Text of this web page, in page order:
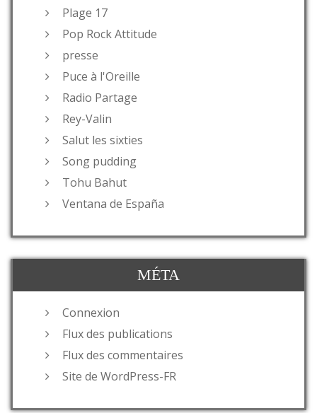
Plage 17
Pop Rock Attitude
presse
Puce à l'Oreille
Radio Partage
Rey-Valin
Salut les sixties
Song pudding
Tohu Bahut
Ventana de España
MÉTA
Connexion
Flux des publications
Flux des commentaires
Site de WordPress-FR